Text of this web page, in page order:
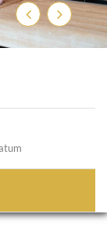
Previous
Next